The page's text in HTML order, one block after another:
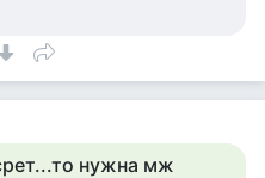
нужна мж